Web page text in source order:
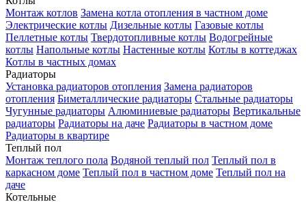
Монтаж котлов Замена котла отопления в частном доме
Электрические котлы Дизельные котлы Газовые котлы
Пеллетные котлы Твердотопливные котлы Водогрейные
котлы Напольные котлы Настенные котлы Котлы в коттеджах
Котлы в частных домах
Радиаторы
Установка радиаторов отопления Замена радиаторов
отопления Биметаллические радиаторы Стальные радиаторы
Чугунные радиаторы Алюминиевые радиаторы Вертикальные
радиаторы Радиаторы на даче Радиаторы в частном доме
Радиаторы в квартире
Теплый пол
Монтаж теплого пола Водяной теплый пол Теплый пол в
каркасном доме Теплый пол в частном доме Теплый пол на
даче
Котельные